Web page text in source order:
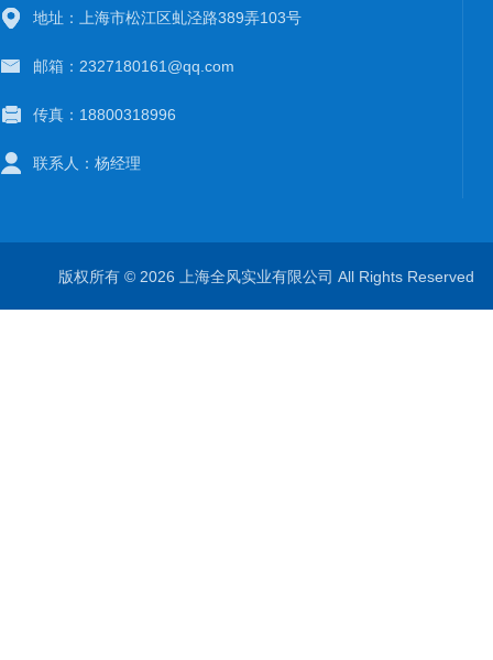
地址：上海市松江区虬泾路389弄103号
邮箱：2327180161@qq.com
传真：18800318996
联系人：杨经理
版权所有 © 2026 上海全风实业有限公司 All Rights